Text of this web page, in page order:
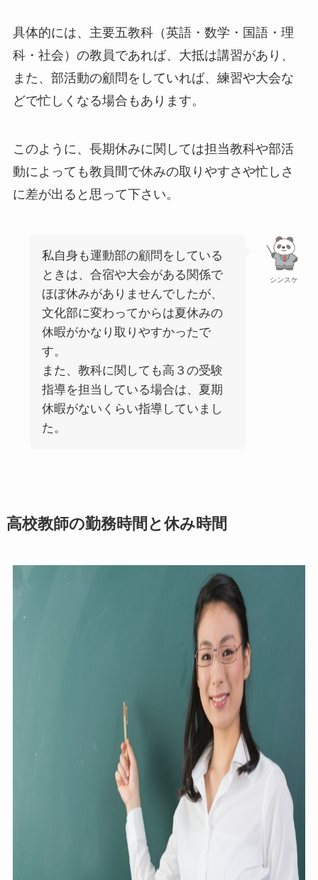
具体的には、主要五教科（英語・数学・国語・理
科・社会）の教員であれば、大抵は講習があり、
また、部活動の顧問をしていれば、練習や大会な
どで忙しくなる場合もあります。
このように、長期休みに関しては担当教科や部活
動によっても教員間で休みの取りやすさや忙しさ
に差が出ると思って下さい。
シンスケ
私自身も運動部の顧問をしている
ときは、合宿や大会がある関係で
ほぼ休みがありませんでしたが、
文化部に変わってからは夏休みの
休暇がかなり取りやすかったで
す。
また、教科に関しても高３の受験
指導を担当している場合は、夏期
休暇がないくらい指導していまし
た。
高校教師の勤務時間と休み時間